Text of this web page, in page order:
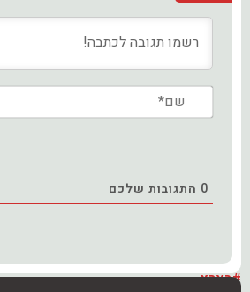
0 התגובות שלכם
#בארץ